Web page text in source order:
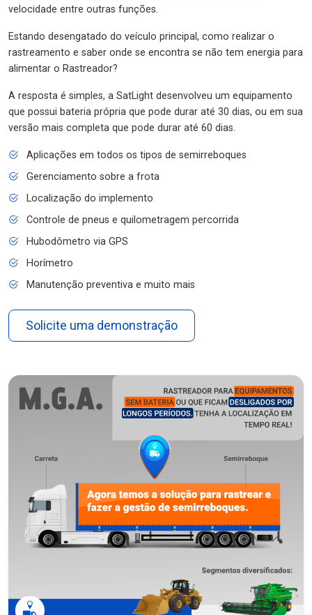
velocidade entre outras funções.
Estando desengatado do veículo principal, como realizar o
rastreamento e saber onde se encontra se não tem energia para
alimentar o Rastreador?
A resposta é simples, a SatLight desenvolveu um equipamento
que possui bateria própria que pode durar até 30 dias, ou em sua
versão mais completa que pode durar até 60 dias.
Aplicações em todos os tipos de semirreboques
Gerenciamento sobre a frota
Localização do implemento
Controle de pneus e quilometragem percorrida
Hubodômetro via GPS
Horímetro
Manutenção preventiva e muito mais
Solicite uma demonstração